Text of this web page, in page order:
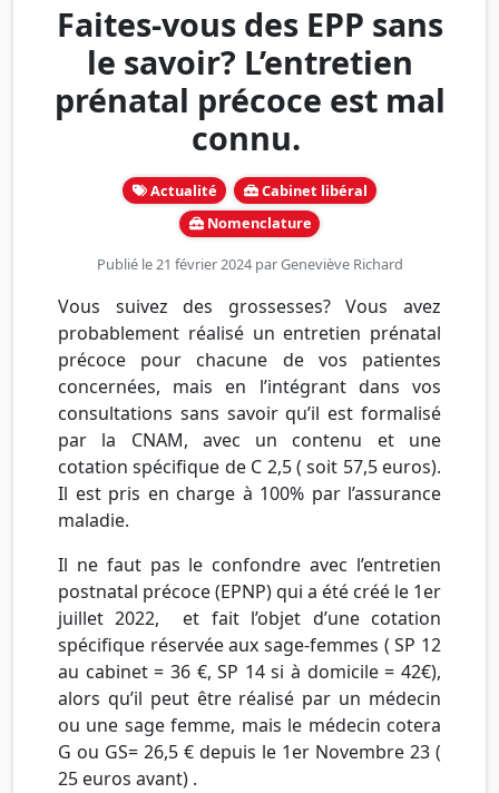
Faites-vous des EPP sans
le savoir? L’entretien
prénatal précoce est mal
connu.
Actualité
Cabinet libéral
Nomenclature
Publié le 21 février 2024 parGeneviève Richard
Vous suivez des grossesses? Vous avez
probablement réalisé un entretien prénatal
précoce pour chacune de vos patientes
concernées, mais en l’intégrant dans vos
consultations sans savoir qu’il est formalisé
par la CNAM, avec un contenu et une
cotation spécifique de C 2,5 ( soit 57,5 euros).
Il est pris en charge à 100% par l’assurance
maladie.
Il ne faut pas le confondre avec l’entretien
postnatal précoce (EPNP) qui a été créé le 1er
juillet 2022,
et fait l’objet d’une cotation
spécifique réservée aux sage-femmes ( SP 12
au cabinet = 36 €, SP 14 si à domicile = 42€),
alors qu’il peut être réalisé par un médecin
ou une sage femme, mais le médecin cotera
G ou GS= 26,5 € depuis le 1er Novembre 23 (
25 euros avant) .